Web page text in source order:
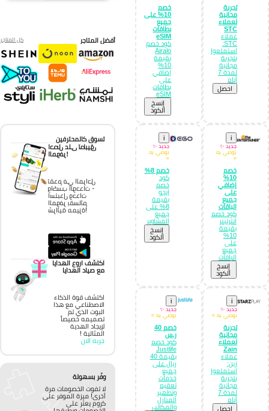
تجربة
مجانية
لعملاء
STC
عملاء
STC:
استمتعوا
بتجربة
مجانية
لمدة 7
أيام
احصل
خصم
10% على
جميع
بطاقات
eSIM
كود خصم
Airalo
بقيمة
10%
إضافي
على
بطاقات
eSIM
إِنسخ
الكود
i
جديد ✨
نوصي به
خصم
10%
إضافي
على
جميع
الباقات
كود خصم
انترتينر
بقيمة
10%
على
جميع
الباقات
إِنسخ
الكود
i
جديد ✨
نوصي به
خصم 8%
كود
خصم
ايجو
بقيمة
8% على
جميع
المشاوير
إِنسخ
الكود
i
جديد ✨
نوصي به ⭐
تجربة
مجانية
لعملاء
Zain
عملاء
زين:
استمتعوا
بتجربة
مجانية
لمدة 7
أيام
احصل
i
جديد ✨
نوصي به ⭐
خصم 40
ر.س
كود خصم
Justlife
بقيمة 40
ريال على
جميع
خدمات
تعقيم
وتطهير
المنازل
والمكاتب
أفضل المتاجر كل المتاجر
تسوق كالمحترفين
احصل على تطبيق
الموفر!
تقدم في المراحل
واكسب الوحدات -
استبدل وحدات
الموفر بقسائم
شرائية مميزة!
اكتشف اروع الهدايا
مع صياد الهدايا
اكتشف قوة الذكاء
الاصطناعي مع هذا
البوت الذي تم
تصميمه خصيصاً
لإيجاد الهدية
المثالية !
جربه الان
وفّر بسهولة
لا تفوت الخصومات مرة
أخرى! ميزة الموفر على
كروم يعثر على